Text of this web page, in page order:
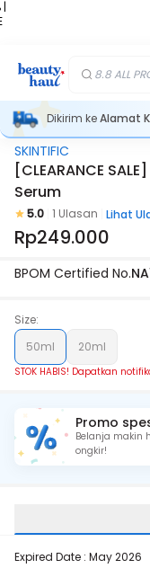
|
8.8 ALL
Dikirim keAlamat
Stok Habis
SKINTIFIC
[CLEARANCE
Serum
5.0 1 Ulasan Lihat
Rp249.000
BPOM Certified No.
Size:
50ml
20ml
STOK HABIS! Dapatkan
Promo
Belanja makin
ongkir!
Expired Date : May 2026